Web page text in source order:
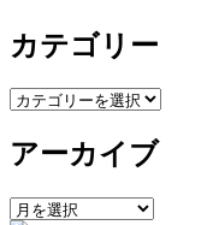
カテゴリー
カ
ゴ
ー
アーカイブ
ア